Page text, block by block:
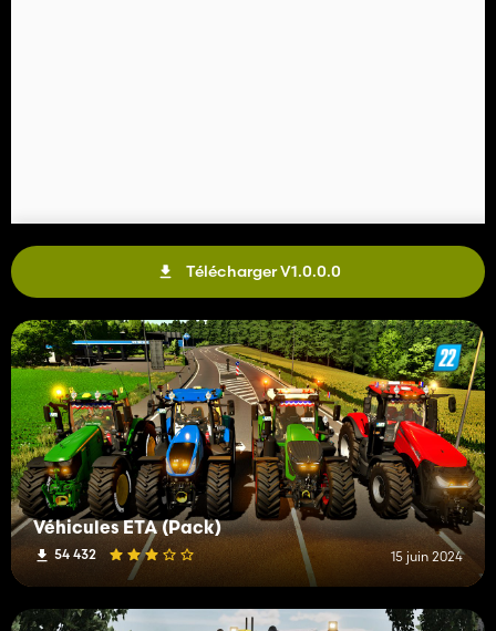
Télécharger V1.0.0.0
Véhicules ETA (Pack)
54 432 15 juin 2024